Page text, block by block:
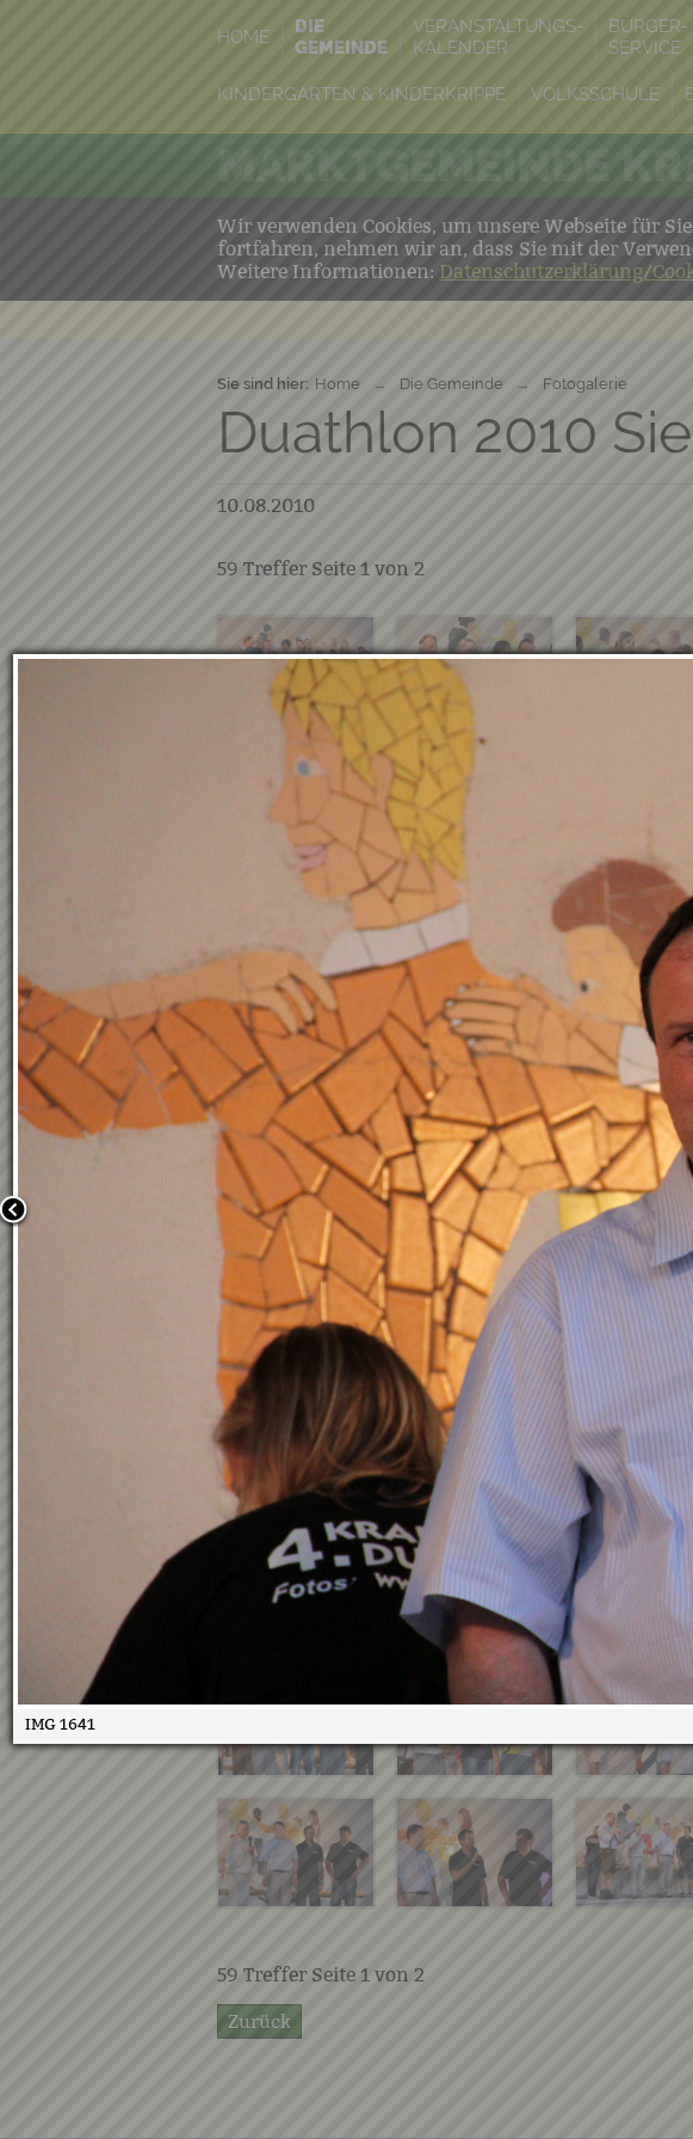
HOME
DIE
GEMEINDE
VERANSTALTUNGS-
KALENDER
BÜRGER-
SERVICE
KINDERGARTEN & KINDERKRIPPE VOLKSSCHULE
MARKTGEMEINDE
Wir verwenden Cookies, um unsere Webseite für
fortfahren, nehmen wir an, dass Sie mit der
Weitere Informationen: Datenschutzerklärung/
Sie sind hier: Home → Die Gemeinde → Fotogalerie
Duathlon 2010
10.08.2010
59 Treffer Seite 1 von 2
59 Treffer Seite 1 von 2
Zurück
IMG 1641